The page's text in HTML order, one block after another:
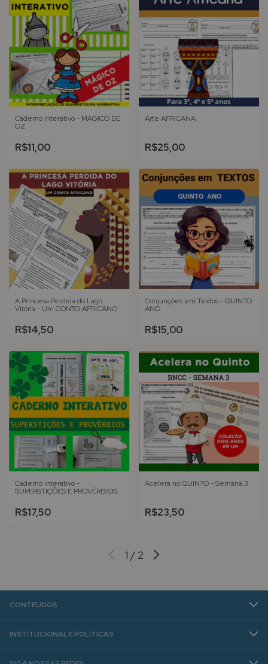
Caderno interativo - MÁGICO DE
OZ
R$11,00
Arte AFRICANA
R$25,00
A Princesa Perdida do Lago
Vitória - Um CONTO AFRICANO
R$14,50
Conjunções em Textos - QUINTO
ANO
R$15,00
Caderno interativo -
SUPERSTIÇÕES E PROVÉRBIOS
R$17,50
Acelera no QUINTO - Semana 3
R$23,50
1 / 2
CONTEÚDOS
INSTITUCIONAL E POLÍTICAS